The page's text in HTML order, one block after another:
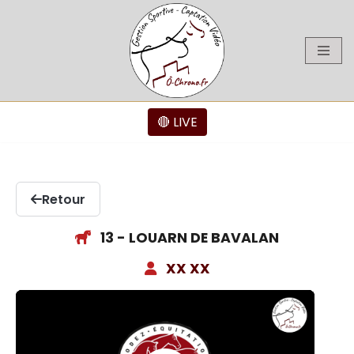
🔴 LIVE
Retour
13 - LOUARN DE BAVALAN
XX XX